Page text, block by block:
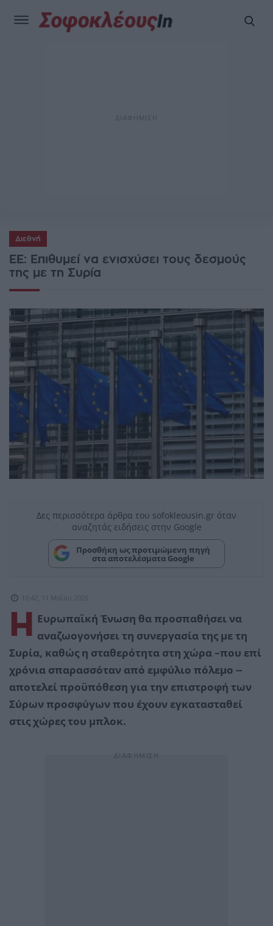
Διεθνή
ΕΕ: Eπιθυμεί να ενισχύσει τους δεσμούς
της με τη Συρία
Δες περισσότερα άρθρα του sofokleousin.gr όταν
αναζητάς ειδήσεις στην Google
Προσθήκη ως προτιμώμενη πηγή
στα αποτελέσματα Google
10:42, 11 Μαΐου 2026
H
Ευρωπαϊκή Ένωση θα προσπαθήσει να
αναζωογονήσει τη συνεργασία της με τη
Συρία, καθώς η σταθερότητα στη χώρα –που επί
χρόνια σπαρασσόταν από εμφύλιο πόλεμο --
αποτελεί προϋπόθεση για την επιστροφή των
Σύρων προσφύγων που έχουν εγκατασταθεί
στις χώρες του μπλοκ.